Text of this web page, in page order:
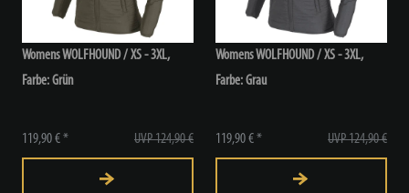
Womens WOLFHOUND / XS - 3XL,
Farbe: Grün
UVP 124,90 €
119,90 € *
Womens WOLFHOUND / XS - 3XL,
Farbe: Grau
UVP 124,90 €
119,90 € *